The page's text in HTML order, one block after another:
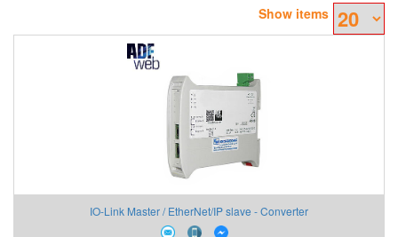
Show items
IO-Link Master / EtherNet/IP slave - Converter